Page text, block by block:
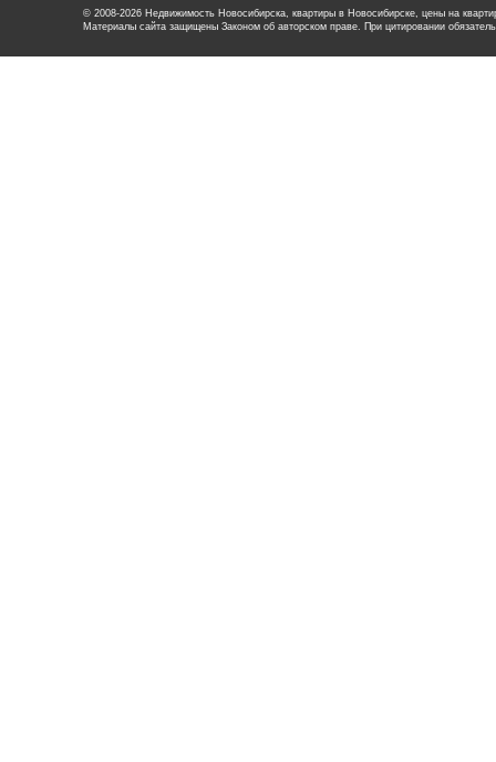
© 2008-2026 Недвижимость Новосибирска, квартиры в Новосибирске, цены на
Материалы сайта защищены Законом об авторском праве. При цитировании